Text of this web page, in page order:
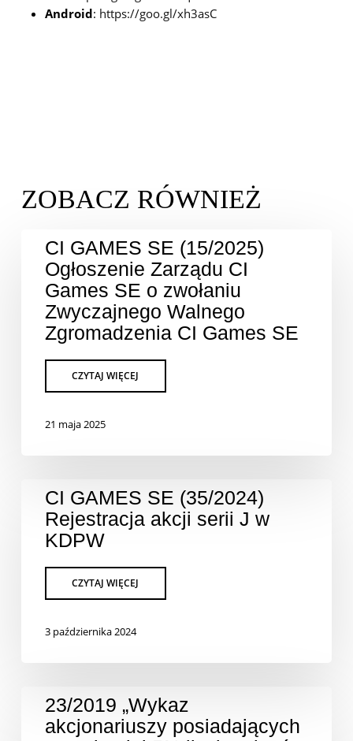
Android: https://goo.gl/xh3asC
CI GAMES SE (15/2025)
Ogłoszenie Zarządu CI
Games SE o zwołaniu
Zwyczajnego Walnego
Zgromadzenia CI Games SE
21 maja 2025
CI GAMES SE (35/2024)
Rejestracja akcji serii J w
KDPW
3 października 2024
23/2019 „Wykaz
akcjonariuszy posiadających